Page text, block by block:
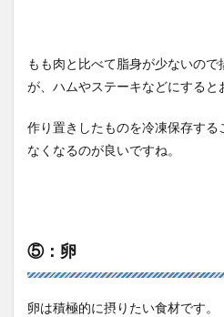
もも肉と比べて脂身が少ないの
が、ハムやステーキなどにすると
作り置きしたものを冷凍保存す
なくなるのが良いですね。
⑤：卵
卵は積極的に摂りたい食材です。